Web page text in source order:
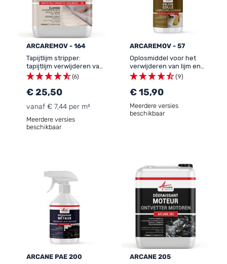
ARCAREMOV - 164
Tapijtlijm stripper:
tapijtlijm verwijderen van
beton
(6)
€ 25,50
vanaf € 7,44 per m²
Meerdere versies
beschikbaar
ARCAREMOV - 57
Oplosmiddel voor het
verwijderen van lijm en
kit - LIJMVERWIJDERAAR
(9)
€ 15,90
Meerdere versies
beschikbaar
ARCANE PAE 200
ARCANE 205